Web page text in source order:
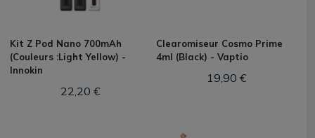
Kit Z Pod Nano 700mAh
(Couleurs :Light Yellow) -
Innokin
22,20 €
Clearomiseur Cosmo Prime
4ml (Black) - Vaptio
19,90 €